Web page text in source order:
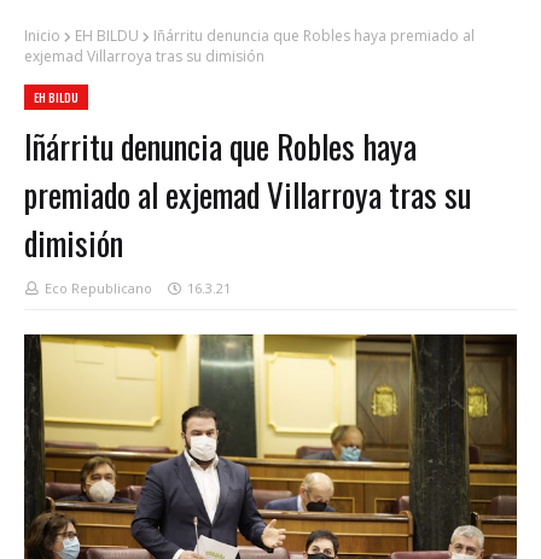
Inicio EH BILDU
Iñárritu denuncia que Robles haya premiado al
exjemad Villarroya tras su dimisión
EH BILDU
Iñárritu denuncia que Robles haya
premiado al exjemad Villarroya tras su
dimisión
Eco Republicano 16.3.21